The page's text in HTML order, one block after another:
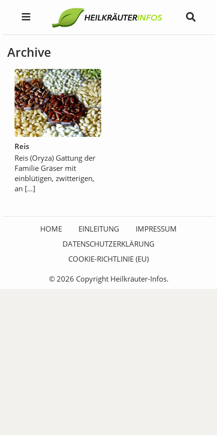
Archive
Reis
Reis (Oryza) Gattung der
Familie Gräser mit
einblütigen, zwitterigen,
an […]
HOME EINLEITUNG
IMPRESSUM
DATENSCHUTZERKLÄRUNG
COOKIE-RICHTLINIE (EU)
© 2026 Copyright Heilkräuter-Infos.